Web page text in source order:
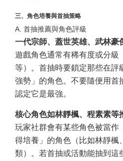
三、角色培養與首抽策略
A. 首抽推薦與角色評級
一代宗師、蓋世英雄、武林豪
遊戲角色通常有稀有度或分級
等）。首抽時要鎖定那些在評
強勢」的角色。不要隨便用首
認定它是最強。
核心角色如林靜楓、程素素等
玩家社群會有某些角色被當作
得培養」的角色（比如林靜楓
類）。若首抽或活動能抽到這